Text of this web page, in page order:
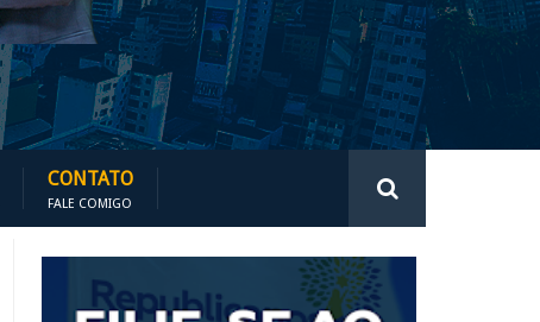
CONTATO
FALE COMIGO